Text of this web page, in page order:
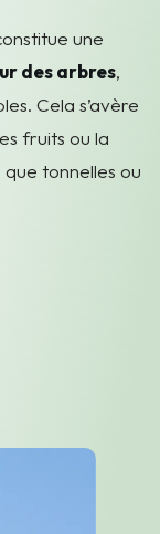
une
des arbres,
Cela s’avère
fruits ou la
tonnelles ou